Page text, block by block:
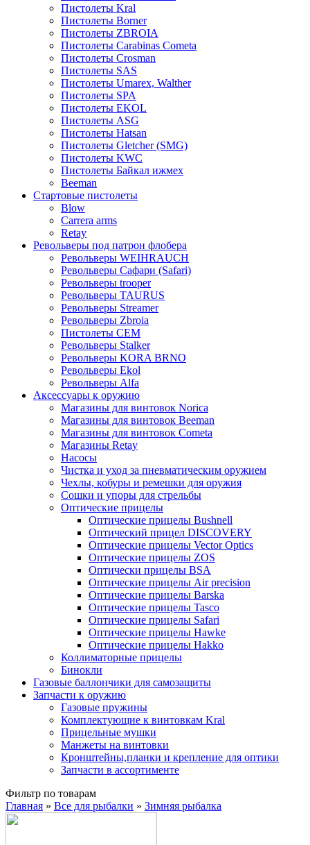
Пистолеты Kral
Пистолеты Borner
Пистолеты ZBROIA
Пистолеты Carabinas Cometa
Пистолеты Crosman
Пистолеты SAS
Пистолеты Umarex, Walther
Пистолеты SPA
Пистолеты EKOL
Пистолеты ASG
Пистолеты Hatsan
Пистолеты Gletcher (SMG)
Пистолеты KWC
Пистолеты Байкал ижмех
Beeman
Стартовые пистолеты
Blow
Carrera arms
Retay
Револьверы под патрон флобера
Револьверы WEIHRAUCH
Револьверы Сафари (Safari)
Револьверы trooper
Револьверы TAURUS
Револьверы Streamer
Револьверы Zbroia
Пистолеты СЕМ
Револьверы Stalker
Револьверы KORA BRNO
Револьверы Ekol
Револьверы Alfa
Аксессуары к оружию
Магазины для винтовок Norica
Магазины для винтовок Beeman
Магазины для винтовок Cometa
Магазины Retay
Насосы
Чистка и уход за пневматическим оружием
Чехлы, кобуры и ремешки для оружия
Сошки и упоры для стрельбы
Оптические прицелы
Оптические прицелы Bushnell
Оптический прицел DISCOVERY
Оптические прицелы Vector Optics
Оптические прицелы ZOS
Оптически прицелы BSA
Оптические прицелы Air precision
Оптические прицелы Barska
Оптические прицелы Tasco
Оптические прицелы Safari
Оптические прицелы Hawke
Оптические прицелы Hakko
Коллиматорные прицелы
Бинокли
Газовые баллончики для самозащиты
Запчасти к оружию
Газовые пружины
Комплектующие к винтовкам Kral
Прицельные мушки
Манжеты на винтовки
Кронштейны,планки и крепление для оптики
Запчасти в ассортименте
Фильтр по товарам
Вы здесь
Главная » Все для рыбалки » Зимняя рыбалка